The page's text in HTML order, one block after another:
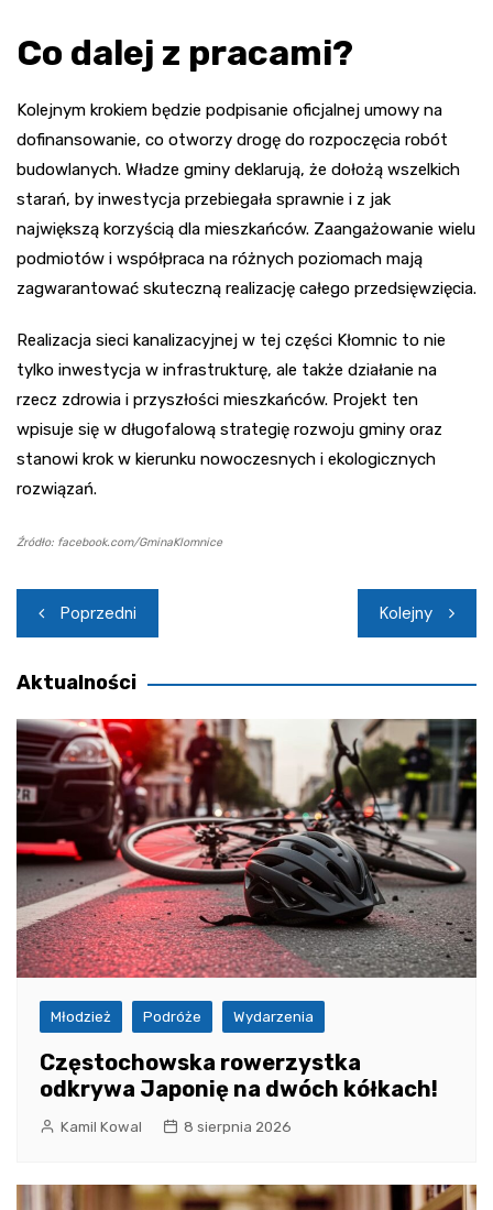
Co dalej z pracami?
Kolejnym krokiem będzie podpisanie oficjalnej umowy na
dofinansowanie, co otworzy drogę do rozpoczęcia robót
budowlanych. Władze gminy deklarują, że dołożą wszelkich
starań, by inwestycja przebiegała sprawnie i z jak
największą korzyścią dla mieszkańców. Zaangażowanie wielu
podmiotów i współpraca na różnych poziomach mają
zagwarantować skuteczną realizację całego przedsięwzięcia.
Realizacja sieci kanalizacyjnej w tej części Kłomnic to nie
tylko inwestycja w infrastrukturę, ale także działanie na
rzecz zdrowia i przyszłości mieszkańców. Projekt ten
wpisuje się w długofalową strategię rozwoju gminy oraz
stanowi krok w kierunku nowoczesnych i ekologicznych
rozwiązań.
Źródło: facebook.com/GminaKlomnice
Nawigacja
wpisu
Poprzedni Kolejny
Aktualności
Młodzież Podróże Wydarzenia
Częstochowska rowerzystka
odkrywa Japonię na dwóch kółkach!
Kamil Kowal 8 sierpnia 2026